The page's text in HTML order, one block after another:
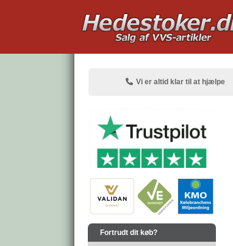
Vi er altid klar til at hjælpe
Fortrudt dit køb?